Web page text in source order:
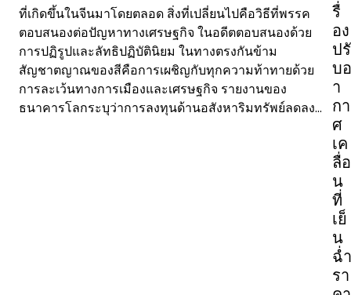
ที่เกิดขึ้นในจีนมาโดยตลอด สิ่งที่เปลี่ยนไปคือวิธีที่พรรค
ตอบสนองต่อปัญหาทางเศรษฐกิจ ในอดีตตอบสนองด้วย
การปฏิรูปและลัทธิปฏิบัตินิยม ในทางตรงกันข้าม
สัญชาตญาณของสีคือการเผชิญกับทุกความท้าทายด้วย
การละเว้นทางการเมืองและเศรษฐกิจ รายงานของ
ธนาคารโลกระบุว่าการลงทุนด้านอสังหาริมทรัพย์ลดลง…
รื่
อง
ปรั
บอ
า
กา
ศ
เค
ลื่อ
น
ที่
เย็
น
ฉ่ำ
รา